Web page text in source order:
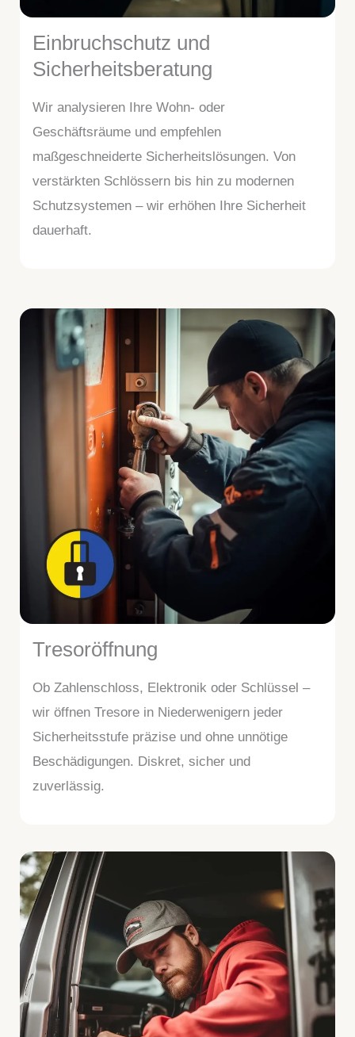
Einbruchschutz und
Sicherheitsberatung
Wir analysieren Ihre Wohn- oder
Geschäftsräume und empfehlen
maßgeschneiderte Sicherheitslösungen. Von
verstärkten Schlössern bis hin zu modernen
Schutzsystemen – wir erhöhen Ihre Sicherheit
dauerhaft.
Tresoröffnung
Ob Zahlenschloss, Elektronik oder Schlüssel –
wir öffnen Tresore in Niederwenigern jeder
Sicherheitsstufe präzise und ohne unnötige
Beschädigungen. Diskret, sicher und
zuverlässig.